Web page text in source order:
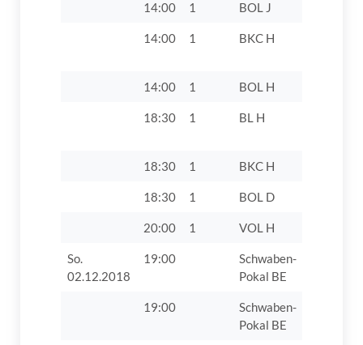
14:00 1 BOL J
14:00 1 BKC H
14:00 1 BOL H
18:30 1 BL H
18:30 1 BKC H
18:30 1 BOL D
20:00 1 VOL H
So.
02.12.2018
19:00
Schwaben-
Pokal BE
19:00
Schwaben-
Pokal BE